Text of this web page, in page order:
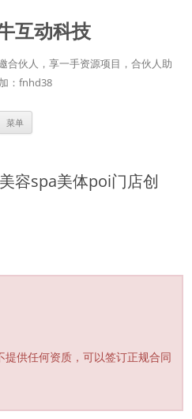
互动科技
合伙人，享一手资源项目，合伙人助
：fnhd38
菜单
容spa美体poi门店创
供任何资质，可以签订正规合同